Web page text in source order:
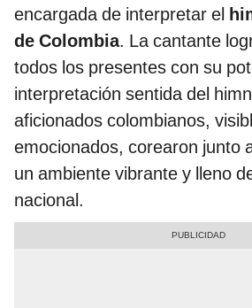
encargada de interpretar el
de Colombia. La cantante
todos los presentes con su
interpretación sentida del
aficionados colombianos,
emocionados, corearon junto
un ambiente vibrante y lleno
nacional.